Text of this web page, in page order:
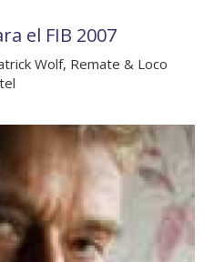
el FIB 2007
Wolf, Remate & Loco